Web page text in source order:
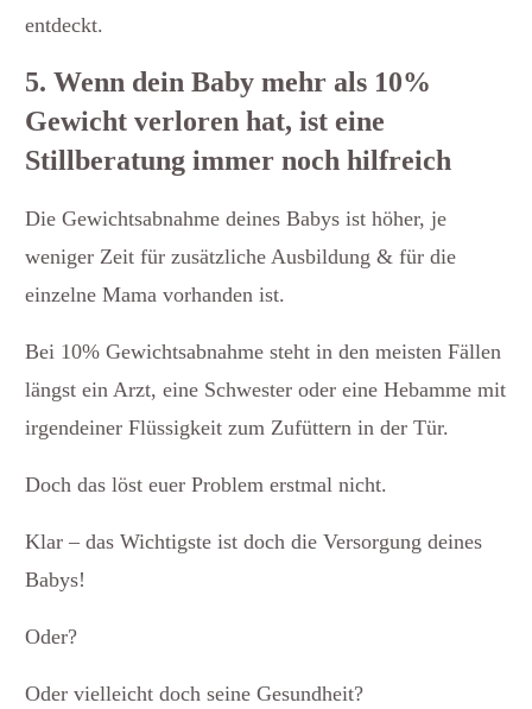
entdeckt.
5. Wenn dein Baby mehr als 10%
Gewicht verloren hat, ist eine
Stillberatung immer noch hilfreich
Die Gewichtsabnahme deines Babys ist höher, je
weniger Zeit für zusätzliche Ausbildung & für die
einzelne Mama vorhanden ist.
Bei 10% Gewichtsabnahme steht in den meisten Fällen
längst ein Arzt, eine Schwester oder eine Hebamme mit
irgendeiner Flüssigkeit zum Zufüttern in der Tür.
Doch das löst euer Problem erstmal nicht.
Klar – das Wichtigste ist doch die Versorgung deines
Babys!
Oder?
Oder vielleicht doch seine Gesundheit?